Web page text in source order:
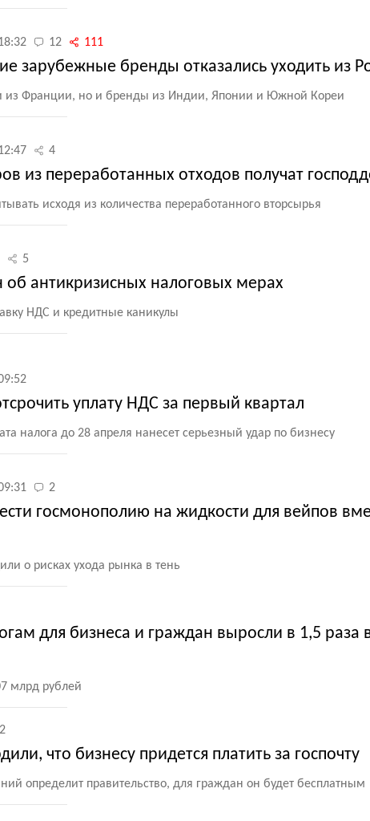
12 111
зарубежные бренды отказались уходить из
из Франции, но и бренды из Индии, Японии и Южной Кореи
4
из переработанных отходов получат
исходя из количества переработанного вторсырья
5
об антикризисных налоговых мерах
НДС и кредитные каникулы
уплату НДС за первый квартал
налога до 28 апреля нанесет серьезный удар по бизнесу
2
госмонополию на жидкости для вейпов
о рисках ухода рынка в тень
для бизнеса и граждан выросли в 1,5 раза
млрд рублей
что бизнесу придется платить за госпочту
определит правительство, для граждан он будет бесплатным